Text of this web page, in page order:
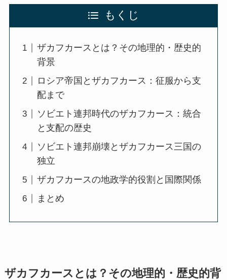
もくじ
ザカフカースとは？その地理的・歴史的
背景
ロシア帝国とザカフカース：征服から支
配まで
ソビエト連邦時代のザカフカース：統合
と支配の歴史
ソビエト連邦崩壊とザカフカース三国の
独立
ザカフカースの地政学的役割と国際関係
まとめ
ザカフカースとは？その地理的・歴史的背